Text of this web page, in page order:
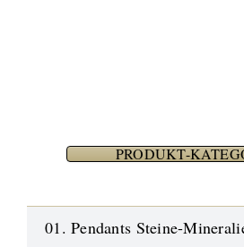
PRODUKT-
01. Pendants Steine-